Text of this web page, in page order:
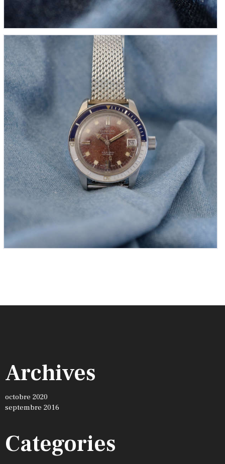
Conteas ‘Submariner Vintage’ patine tropicale
Archives
octobre 2020
septembre 2016
Categories